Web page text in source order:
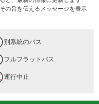
の旨を伝えるメッセージを表示
別系統のバス
フルフラットバス
運行中止